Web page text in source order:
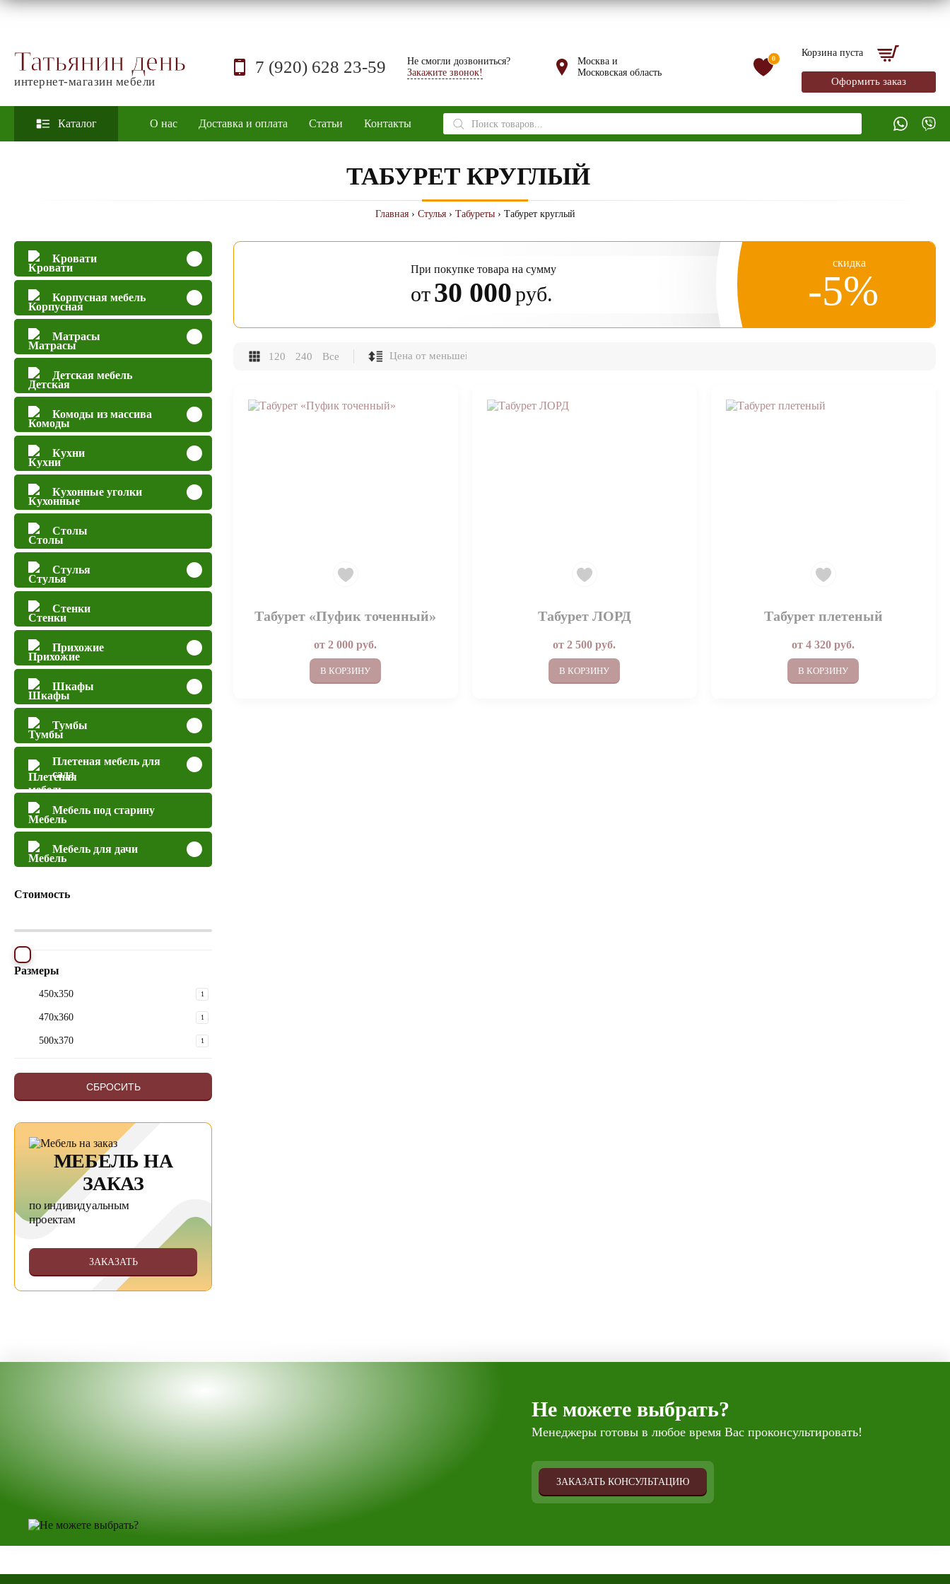
Татьянин день
интернет-магазин мебели
7 (920) 628 23-59
Не смогли дозвониться?
Закажите звонок!
Москва и
Московская область
0
Корзина пуста
Оформить заказ
Каталог О нас Доставка и оплата Статьи Контакты
Поиск
товаров
ТАБУРЕТ КРУГЛЫЙ
Главная› Стулья› Табуреты› Табурет круглый
Кровати
Корпусная мебель
Матрасы
Детская мебель
Комоды из массива
Кухни
Кухонные уголки
Столы
Стулья
Стенки
Прихожие
Шкафы
Тумбы
Плетеная мебель для
сада
Мебель под старину
Мебель для дачи
Стоимость
Размеры
450х350 1
470х360 1
500х370 1
СБРОСИТЬ
МЕБЕЛЬ НА
ЗАКАЗ
по индивидуальным
проектам
ЗАКАЗАТЬ
При покупке товара на сумму
от30 000руб.
скидка
-5%
120 240 Все
Табурет «Пуфик точенный»
от2 000 руб.
В КОРЗИНУ
Табурет ЛОРД
от2 500 руб.
В КОРЗИНУ
Табурет плетеный
от4 320 руб.
В КОРЗИНУ
Не можете выбрать?
Менеджеры готовы в любое время Вас проконсультировать!
ЗАКАЗАТЬ КОНСУЛЬТАЦИЮ